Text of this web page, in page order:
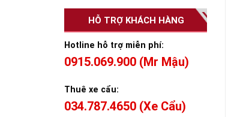
HỖ TRỢ KHÁCH HÀNG
Hotline hỗ trợ miễn phí:
0915.069.900 (Mr Mậu)
Thuê xe cẩu:
034.787.4650 (Xe Cẩu)